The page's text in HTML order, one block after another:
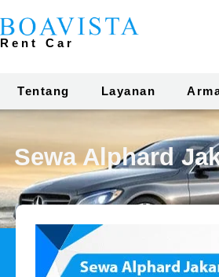
Rent Car
Tentang Layanan
Sewa Alphard